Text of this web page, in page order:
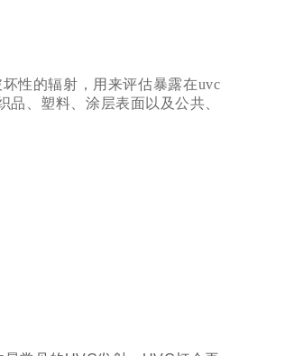
性的辐射，用来评估暴露在uvc
、塑料、涂层表面以及公共、